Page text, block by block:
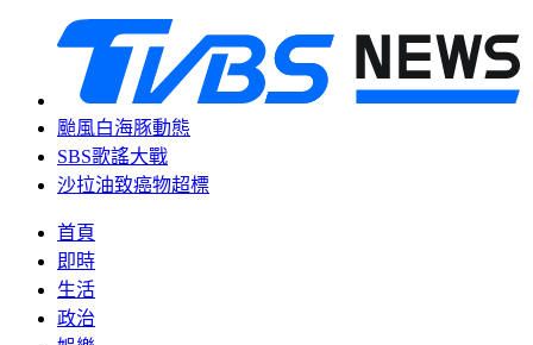
颱風白海豚動態
SBS歌謠大戰
沙拉油致癌物超標
首頁
即時
生活
政治